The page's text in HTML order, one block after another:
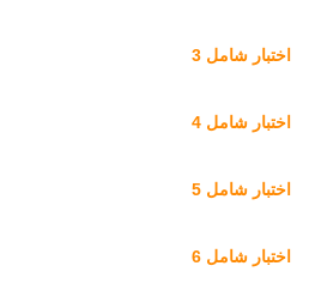
اختبار شامل 3
اختبار شامل 4
اختبار شامل 5
اختبار شامل 6